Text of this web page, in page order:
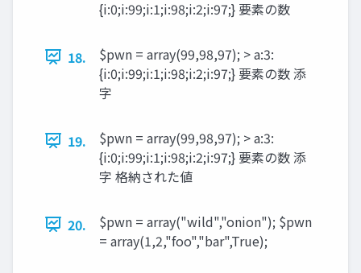
{i:0;i:99;i:1;i:98;i:2;i:97;} 要素の数
18.
$pwn = array(99,98,97); > a:3:
{i:0;i:99;i:1;i:98;i:2;i:97;} 要素の数 添
字
19.
$pwn = array(99,98,97); > a:3:
{i:0;i:99;i:1;i:98;i:2;i:97;} 要素の数 添
字 格納された値
20.
$pwn = array("wild","onion"); $pwn
= array(1,2,"foo","bar",True);